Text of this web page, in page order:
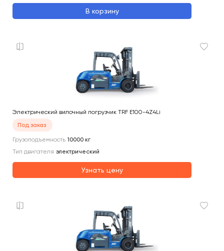
В корзину
Электрический вилочный погрузчик TRF E100-4Z4Li
Под заказ
Грузоподъемность 10000 кг
Тип двигателя электрический
Узнать цену